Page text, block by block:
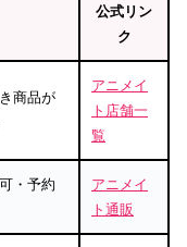
公式リン
ク
商品が
アニメイ
ト店舗一
覧
・予約
アニメイ
ト通販